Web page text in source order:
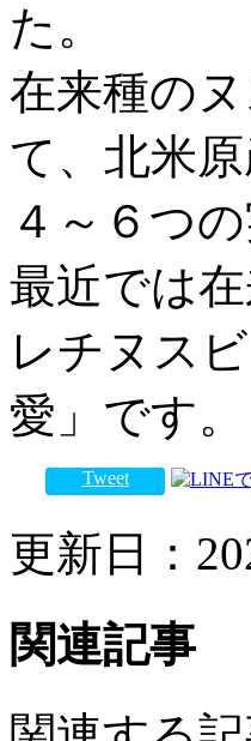
た。
在来種の
て、北米
４～６つ
最近では
レチヌス
愛」です
Tweet
更新日：
関連記事